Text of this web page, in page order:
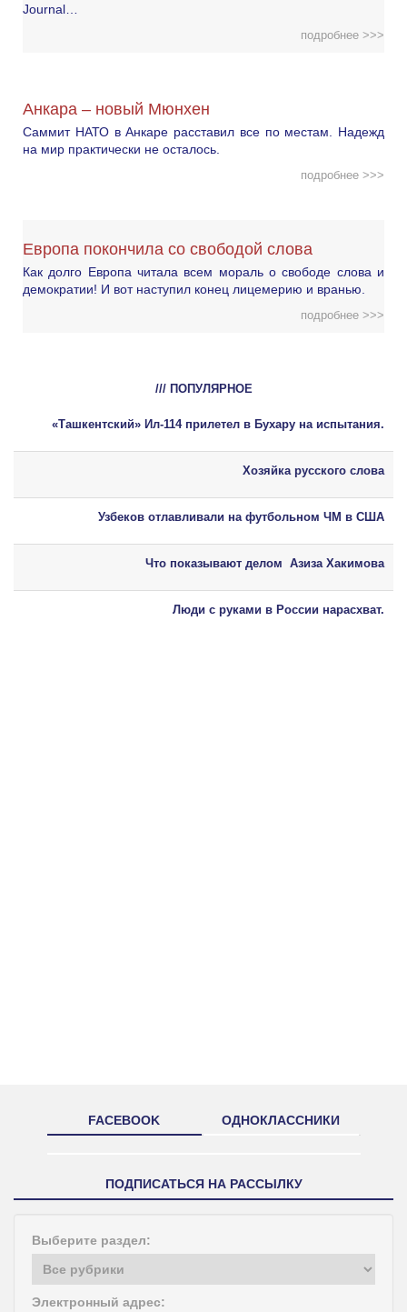
Journal…
подробнее >>>
Анкара – новый Мюнхен
Саммит НАТО в Анкаре расставил все по местам. Надежд
на мир практически не осталось.
подробнее >>>
Европа покончила со свободой слова
Как долго Европа читала всем мораль о свободе слова и
демократии! И вот наступил конец лицемерию и вранью.
подробнее >>>
/// ПОПУЛЯРНОЕ
«Ташкентский» Ил-114 прилетел в Бухару на испытания.
Хозяйка русского слова
Узбеков отлавливали на футбольном ЧМ в США
Что показывают делом Азиза Хакимова
Люди с руками в России нарасхват.
FACEBOOK ОДНОКЛАССНИКИ
ПОДПИСАТЬСЯ НА РАССЫЛКУ
Выберите раздел:
Электронный адрес: